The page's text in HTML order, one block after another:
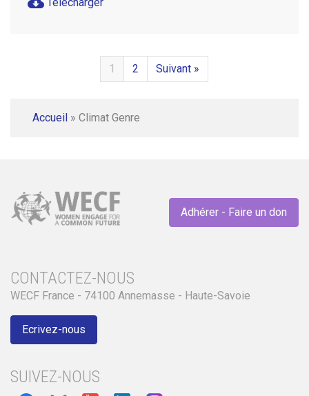
1 2 Suivant »
Accueil » Climat Genre
Adhérer - Faire un don
CONTACTEZ-NOUS
WECF France - 74100 Annemasse - Haute-Savoie
Ecrivez-nous
SUIVEZ-NOUS